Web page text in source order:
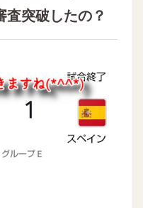
査突破したの？